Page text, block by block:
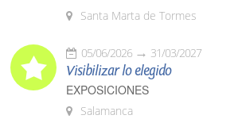
Santa Marta de Tormes
05/06/2026 31/03/2027
Visibilizar lo elegido
EXPOSICIONES
Salamanca